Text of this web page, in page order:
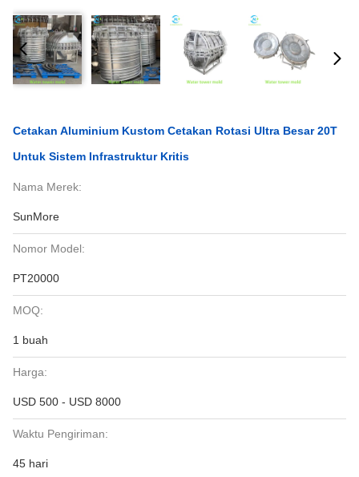
Cetakan Aluminium Kustom Cetakan Rotasi Ultra Besar 20T
Untuk Sistem Infrastruktur Kritis
Nama Merek:
SunMore
Nomor Model:
PT20000
MOQ:
1 buah
Harga:
USD 500 - USD 8000
Waktu Pengiriman:
45 hari